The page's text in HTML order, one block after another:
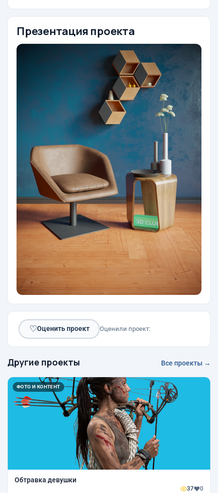
Презентация проекта
♡Оценить проект Оценили проект:
Другие проекты Все проекты →
ФОТО И КОНТЕНТ
Обтравка девушки
37 0